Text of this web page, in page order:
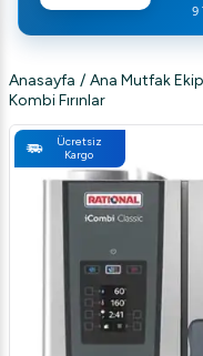
9
Anasayfa / Ana Mutfak
Kombi Fırınlar
Ücretsiz
Kargo